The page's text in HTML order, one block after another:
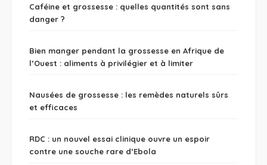
Caféine et grossesse : quelles quantités sont sans
danger ?
Bien manger pendant la grossesse en Afrique de
l’Ouest : aliments à privilégier et à limiter
Nausées de grossesse : les remèdes naturels sûrs
et efficaces
RDC : un nouvel essai clinique ouvre un espoir
contre une souche rare d’Ebola